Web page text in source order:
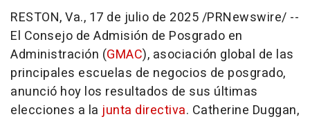
RESTON, Va., 17 de julio de 2025/PRNewswire/ --
El Consejo de Admisión de Posgrado en
Administración (GMAC), asociación global de las
principales escuelas de negocios de posgrado,
anunció hoy los resultados de sus últimas
elecciones a la junta directiva. Catherine Duggan,